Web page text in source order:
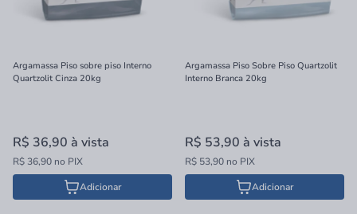
Argamassa Piso sobre piso Interno
Quartzolit Cinza 20kg
R$ 36,90 à vista
R$ 36,90 no PIX
Adicionar
Argamassa Piso Sobre Piso Quartzolit
Interno Branca 20kg
R$ 53,90 à vista
R$ 53,90 no PIX
Adicionar